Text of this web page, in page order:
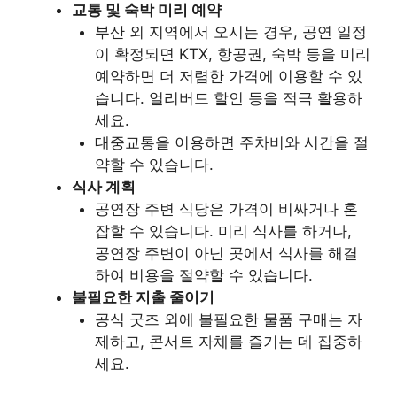
교통 및 숙박 미리 예약
부산 외 지역에서 오시는 경우, 공연 일정
이 확정되면 KTX, 항공권, 숙박 등을 미리
예약하면 더 저렴한 가격에 이용할 수 있
습니다. 얼리버드 할인 등을 적극 활용하
세요.
대중교통을 이용하면 주차비와 시간을 절
약할 수 있습니다.
식사 계획
공연장 주변 식당은 가격이 비싸거나 혼
잡할 수 있습니다. 미리 식사를 하거나,
공연장 주변이 아닌 곳에서 식사를 해결
하여 비용을 절약할 수 있습니다.
불필요한 지출 줄이기
공식 굿즈 외에 불필요한 물품 구매는 자
제하고, 콘서트 자체를 즐기는 데 집중하
세요.